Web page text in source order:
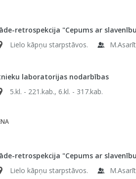
retrospekcija "Cepums ar
Lielo kāpņu starpstāvos.
laboratorijas nodarbības
5.kl. - 221.kab., 6.kl. - 317.kab.
retrospekcija "Cepums ar
Lielo kāpņu starpstāvos.